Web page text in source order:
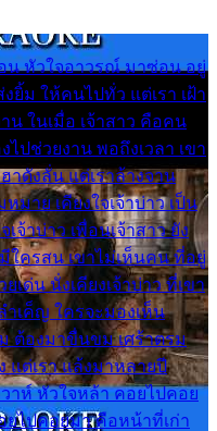
น หัวใจอาวรณ์ มาซ่อน อยู่
ยิ้ม ให้คนไปทั่ว แต่เรา เฝ้า
น ในเมื่อ เจ้าสาว คือคน
ปช่วยงาน พอถึงเวลา เขา
าดังลั่น แต่เราล้างจาน
มาย เคียงใจเจ้าบ่าว เป็น
จ้าบ่าว เพื่อนเจ้าสาว ยัง
ใครสน เขาไม่เห็นคน ที่อยู่
เด่น นั่งเคียงเจ้าบ่าว ที่เขา
ำเค็ญ ใครจะมองเห็น
ต้องมาขื่นขม เศร้าตรม
แต่เรา แล้งมาหลายปี
าห์ หัวใจหล้า คอยไปคอย
ไปคอยมา คือหน้าที่เก่า